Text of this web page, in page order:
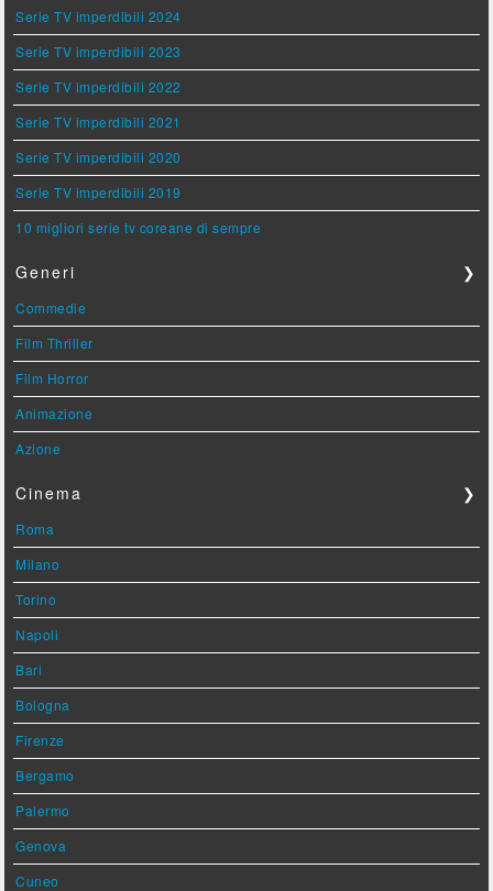
Serie TV imperdibili 2024
Serie TV imperdibili 2023
Serie TV imperdibili 2022
Serie TV imperdibili 2021
Serie TV imperdibili 2020
Serie TV imperdibili 2019
10 migliori serie tv coreane di sempre
Generi ❯
Commedie
Film Thriller
Film Horror
Animazione
Azione
Cinema ❯
Roma
Milano
Torino
Napoli
Bari
Bologna
Firenze
Bergamo
Palermo
Genova
Cuneo